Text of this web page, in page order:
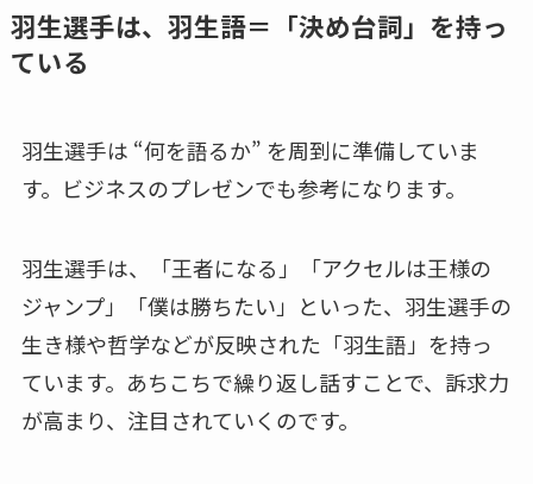
羽生選手は、羽生語＝「決め台詞」を持っ
ている
羽生選手は “何を語るか” を周到に準備していま
す。ビジネスのプレゼンでも参考になります。
羽生選手は、「王者になる」「アクセルは王様の
ジャンプ」「僕は勝ちたい」といった、羽生選手の
生き様や哲学などが反映された「羽生語」を持っ
ています。あちこちで繰り返し話すことで、訴求力
が高まり、注目されていくのです。